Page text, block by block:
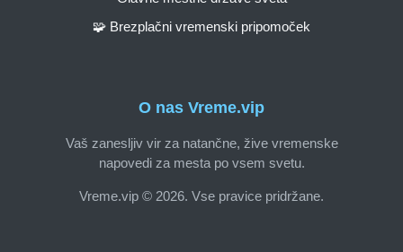
O nas Vreme.vip
Vaš zanesljiv vir za natančne, žive vremenske
napovedi za mesta po vsem svetu.
Vreme.vip © 2026. Vse pravice pridržane.
🧩 Brezplačni vremenski pripomoček